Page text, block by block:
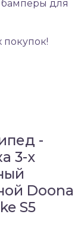
для
-
3-х
Doona
S5